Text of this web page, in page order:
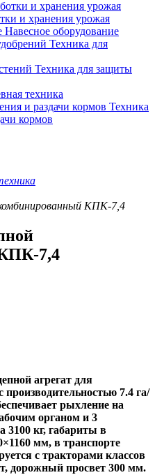
и хранения урожая
Навесное оборудование
Техника для
Техника для защиты
техника
Техника
кормов
КПК-7,4
7,4
агрегат для
7.4 га/
рыхление на
органом и 3
кг, габариты в
мм, в транспорте
с тракторами классов
дорожный просвет 300 мм.